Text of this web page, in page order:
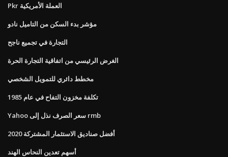
Pkr العملة الأمريكية
مؤشر بدء السكن من التاميل نادو
التجارة في تجميع ناجح
الغرض الرئيسي من اتفاقية التجارة الحرة
مخطط دائري للتمويل الشخصي
تكلفة مخزون التفاح في عام 1985
Yahoo سعر الصرف نذل إلى rmb
أفضل صناديق الاستثمار المشتركة 2020
أسهم تعدين النحاس الهند